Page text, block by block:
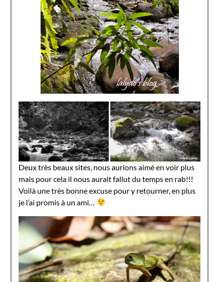
Deux très beaux sites, nous aurions aimé en voir plus
mais pour cela il nous aurait fallut du temps en rab!!!
Voilà une très bonne excuse pour y retourner, en plus
je l’ai promis à un ami…